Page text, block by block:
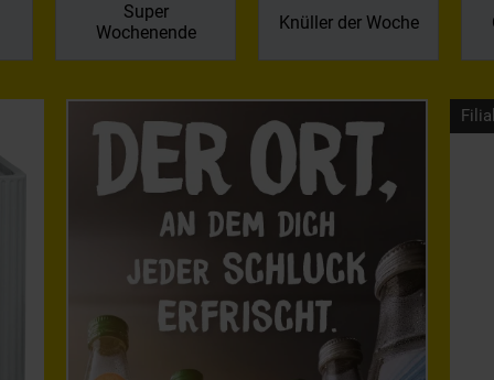
Super
Wochenende
Knüller der Woche